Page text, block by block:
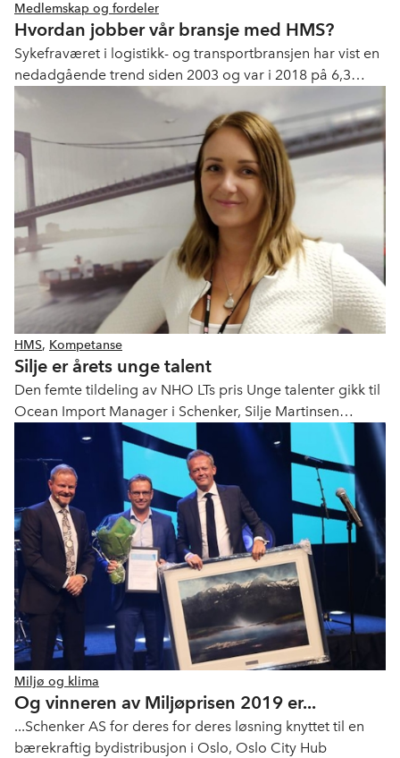
Medlemskap og fordeler
Hvordan jobber vår bransje med HMS?
Sykefraværet i logistikk- og transportbransjen har vist en
nedadgående trend siden 2003 og var i 2018 på 6,3
prosent. For rapporterte ulykker var det en betydelig
økning i 2017, sammenlignet med året før, i følge SSB.
Dette kan skyldes at bedrifter har vært flinkere til å
rapportere enn tidligere, men kan også vise til en høyere
skadefrekvens. Se grafikk nederst i saken.
HMS, Kompetanse
Silje er årets unge talent
Den femte tildeling av NHO LTs pris Unge talenter gikk til
Ocean Import Manager i Schenker, Silje Martinsen
Talbakk. Hun mottok prisen under festmiddagen
Transport & Logistikk 2019.
Miljø og klima
Og vinneren av Miljøprisen 2019 er...
...Schenker AS for deres for deres løsning knyttet til en
bærekraftig bydistribusjon i Oslo, Oslo City Hub